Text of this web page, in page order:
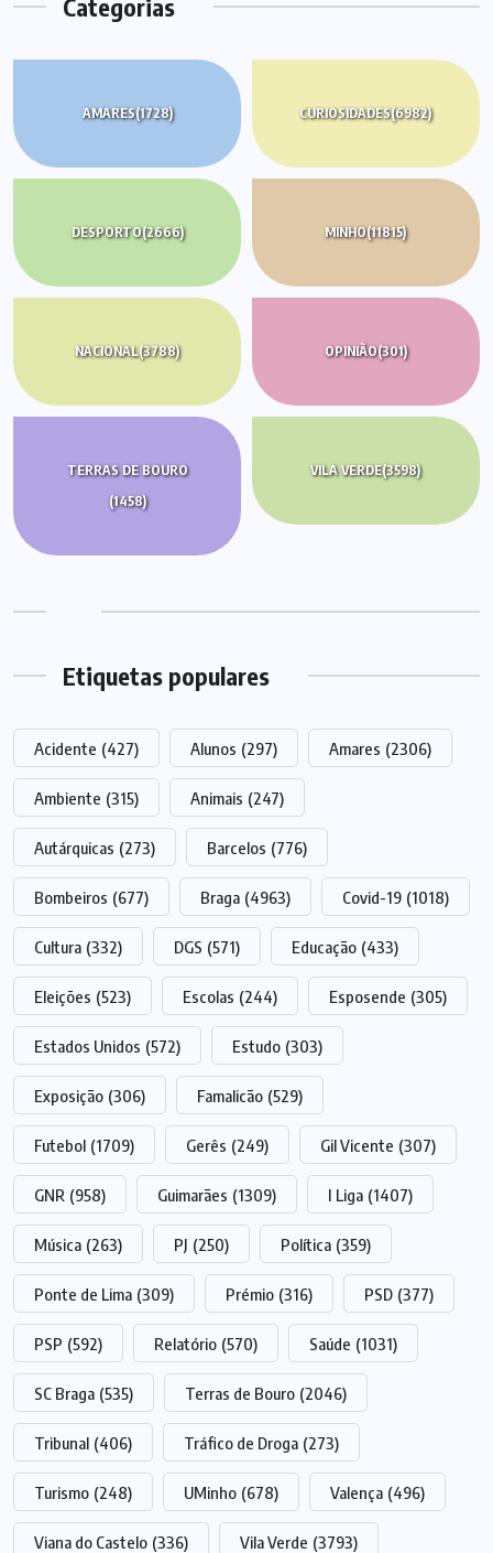
Categorias
AMARES(1728) CURIOSIDADES(6982)
DESPORTO(2666) MINHO(11815)
NACIONAL(3788) OPINIÃO(301)
TERRAS DE BOURO
(1458)
VILA VERDE(3598)
Etiquetas populares
Acidente (427) Alunos (297) Amares (2306)
Ambiente (315) Animais (247)
Autárquicas (273) Barcelos (776)
Bombeiros (677) Braga (4963) Covid-19 (1018)
Cultura (332) DGS (571) Educação (433)
Eleições (523) Escolas (244) Esposende (305)
Estados Unidos (572) Estudo (303)
Exposição (306) Famalicão (529)
Futebol (1709) Gerês (249) Gil Vicente (307)
GNR (958) Guimarães (1309) I Liga (1407)
Música (263) PJ (250) Política (359)
Ponte de Lima (309) Prémio (316) PSD (377)
PSP (592) Relatório (570) Saúde (1031)
SC Braga (535) Terras de Bouro (2046)
Tribunal (406) Tráfico de Droga (273)
Turismo (248) UMinho (678) Valença (496)
Viana do Castelo (336) Vila Verde (3793)